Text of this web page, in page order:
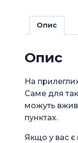
Опис
Опис
На
Саме для
можуть
пунктах.
Якщо у вас є